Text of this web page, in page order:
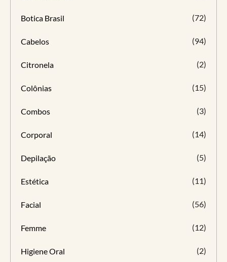
Botica Brasil (72)
Cabelos (94)
Citronela (2)
Colônias (15)
Combos (3)
Corporal (14)
Depilação (5)
Estética (11)
Facial (56)
Femme (12)
Higiene Oral (2)